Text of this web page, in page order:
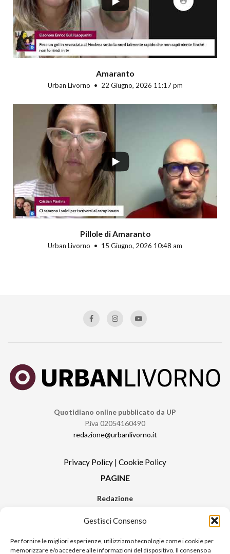
Gestisci Consenso
Per fornire le migliori esperienze, utilizziamo tecnologie come i cookie per
memorizzare e/o accedere alle informazioni del dispositivo. Il consenso a
Amaranto
Urban Livorno 22 Giugno, 2026 11:17 pm
Pillole di Amaranto
Urban Livorno 15 Giugno, 2026 10:48 am
Quotidiano online pubblicato da UP
P.iva 02054160490
redazione@urbanlivorno.it
Privacy Policy | Cookie Policy
PAGINE
Redazione
Pubblicità
Sitemap